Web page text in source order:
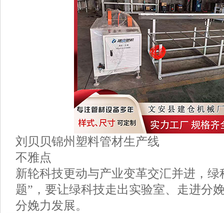
刘贝贝锦州塑料管材生产线
不雅点
新轮科技更动与产业变革交汇并进，绿
题”，要让绿科技走出实验室、走进分
分娩力发展。